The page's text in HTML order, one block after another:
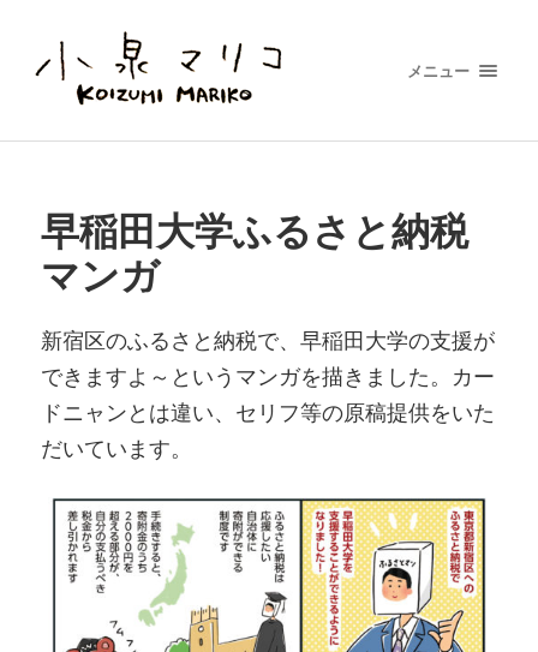
メニュー
早稲田大学ふるさと納税
マンガ
新宿区のふるさと納税で、早稲田大学の支援が
できますよ～というマンガを描きました。カー
ドニャンとは違い、セリフ等の原稿提供をいた
だいています。